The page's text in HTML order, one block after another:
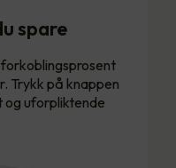
spare
Trykk på knappen
og uforpliktende